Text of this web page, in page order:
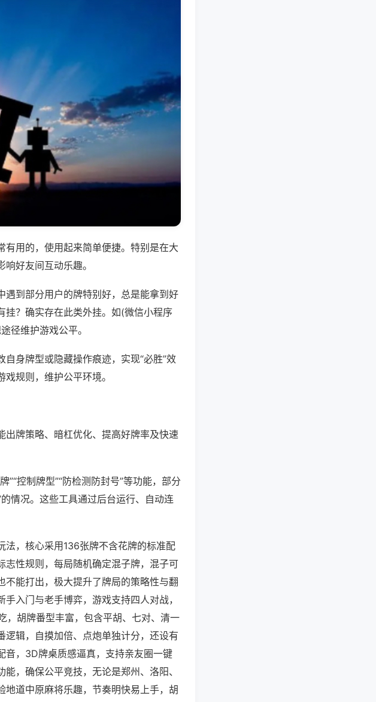
用的，使用起来简单便捷。特别是在大
好友间互动乐趣。
到部分用户的牌特别好，总是能拿到好
挂？确实存在此类外挂。如(微信小程序
径维护游戏公平。
身牌型或隐藏操作痕迹，实现“必胜”效
规则，维护公平环境。
出牌策略、暗杠优化、提高好牌率及快速
控制牌型”“防检测防封号”等功能，部分
情况。这些工具通过后台运行、自动连
法，核心采用136张牌不含花牌的标准配
志性规则，每局随机确定混子牌，混子可
能打出，极大提升了牌局的策略性与翻
入门与老手博弈，游戏支持四人对战，
，胡牌番型丰富，包含平胡、七对、清一
辑，自摸加倍、点炮单独计分，还设有
音，3D牌桌质感逼真，支持亲友圈一键
，确保公平竞技，无论是郑州、洛阳、
道中原麻将乐趣，节奏明快易上手，胡